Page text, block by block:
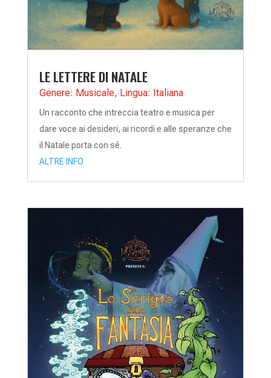
LE LETTERE DI NATALE
Genere: Musicale, Lingua: Italiana
Un racconto che intreccia teatro e musica per
dare voce ai desideri, ai ricordi e alle speranze che
il Natale porta con sé.
ALTRE INFO